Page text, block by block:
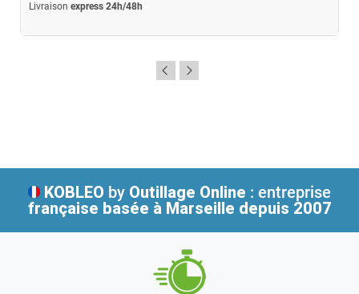
Livraison express 24h/48h
KOBLEO by Outillage Online : entreprise
française basée à Marseille depuis 2007